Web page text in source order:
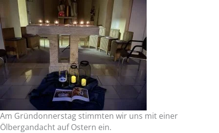
Inhalt
springen
Am Gründonnerstag stimmten wir uns mit einer
Ölbergandacht auf Ostern ein.